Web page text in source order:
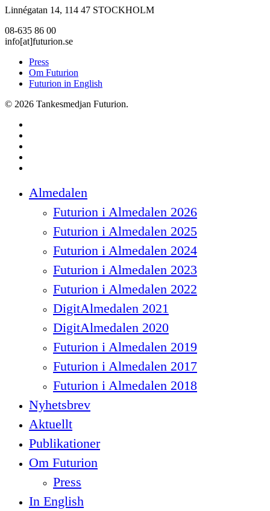
Linnégatan 14, 114 47 STOCKHOLM
08-635 86 00
info[at]futurion.se
Press
Om Futurion
Futurion in English
© 2026 Tankesmedjan Futurion.
Menu
Almedalen
Futurion i Almedalen 2026
Futurion i Almedalen 2025
Futurion i Almedalen 2024
Futurion i Almedalen 2023
Futurion i Almedalen 2022
DigitAlmedalen 2021
DigitAlmedalen 2020
Futurion i Almedalen 2019
Futurion i Almedalen 2017
Futurion i Almedalen 2018
Nyhetsbrev
Aktuellt
Publikationer
Om Futurion
Press
In English